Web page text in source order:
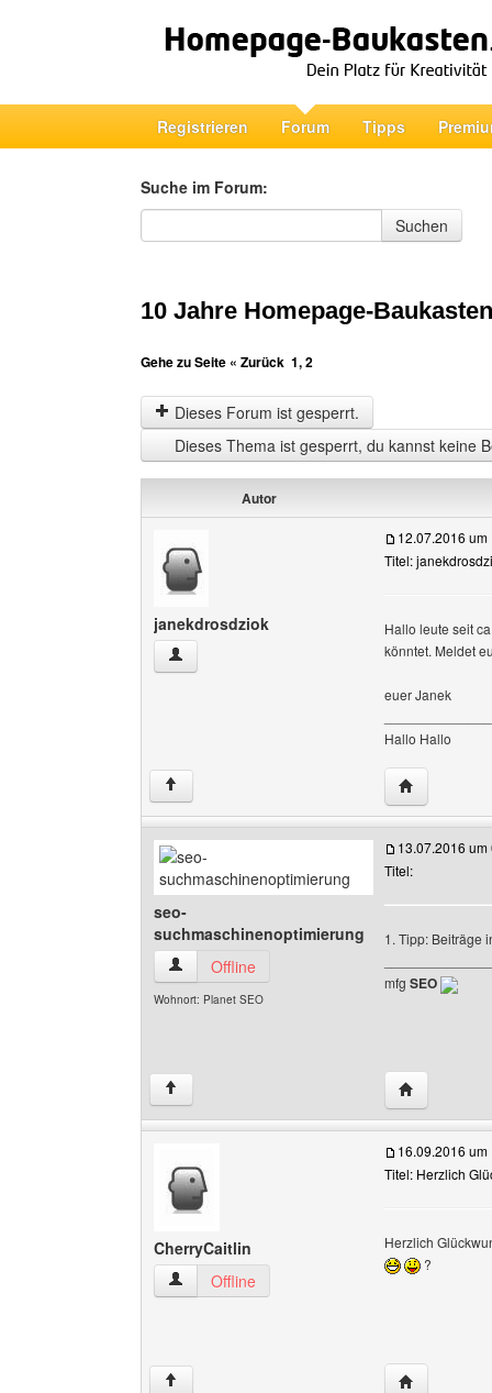
Registrieren Forum Tipps
Suche im Forum:
Suche im Forum
Suchen
10 Jahre Homepage-Baukasten
Gehe zu Seite « Zurück 1,2
Dieses Forum ist gesperrt.
Dieses Thema ist gesperrt, du kannst keine
Autor
janekdrosdziok
janekdrosdziok Benutzer-Profile anzeigen
12.07.2016 um
Titel:
Hallo leute seit
könntet. Meldet
euer Janek
Hallo Hallo
↑ Website
seo-
suchmaschinenoptimierung
seo-suchmaschinenoptimierung Benutzer-
Offline
Wohnort: Planet SEO
13.07.2016 um
Titel:
1. Tipp: Beiträge
mfg SEO
↑ Website
CherryCaitlin
CherryCaitlin Benutzer-Profile anzeigen
Offline
16.09.2016 um
Titel: Herzlich
Herzlich
?
↑ Website